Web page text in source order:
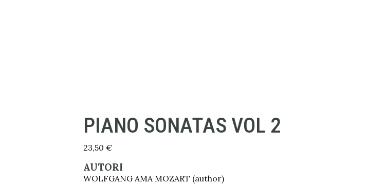
PIANO SONATAS VOL 2
23,50 €
AUTORI
WOLFGANG AMA MOZART (author)